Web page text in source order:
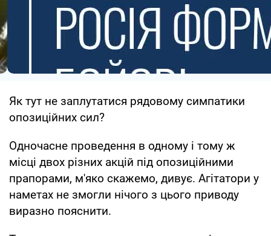
Як тут не заплутатися рядовому симпатики
опозиційних сил?
Одночасне проведення в одному і тому ж
місці двох різних акцій під опозиційними
прапорами, м'яко скажемо, дивує. Агітатори у
наметах не змогли нічого з цього приводу
виразно пояснити.